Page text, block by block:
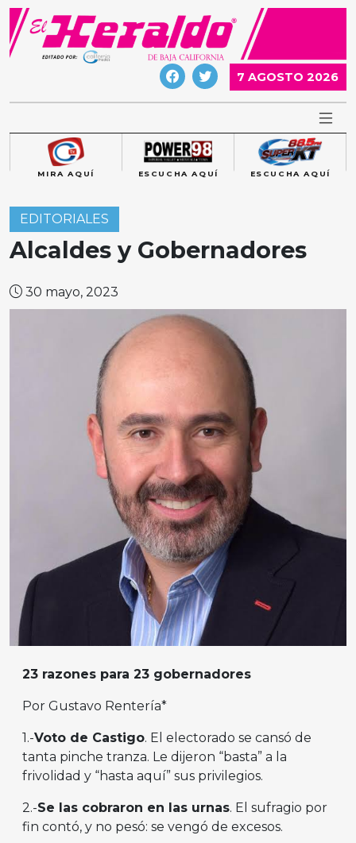
Skip
content
7 AGOSTO 2026
MIRA AQUÍ ESCUCHA AQUÍ ESCUCHA AQUÍ
EDITORIALES
Alcaldes y Gobernadores
30 mayo, 2023
23 razones para 23 gobernadores
Por Gustavo Rentería*
1.-Voto de Castigo. El electorado se cansó de
tanta pinche tranza. Le dijeron “basta” a la
frivolidad y “hasta aquí” sus privilegios.
2.-Se las cobraron en las urnas. El sufragio por
fin contó, y no pesó: se vengó de excesos.